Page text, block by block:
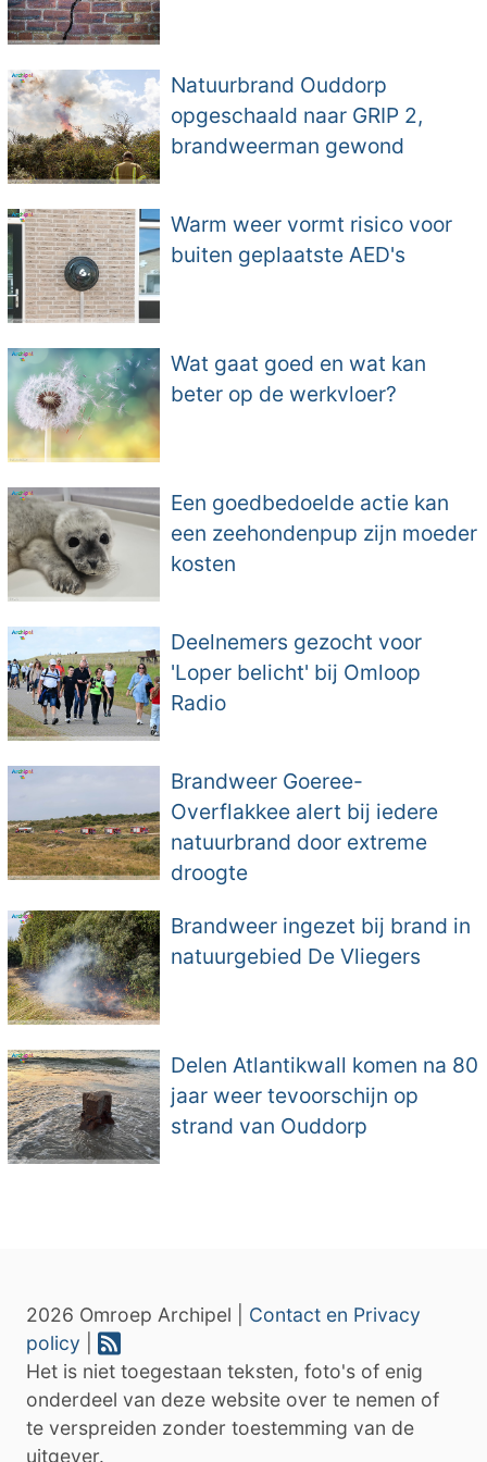
Natuurbrand Ouddorp
opgeschaald naar GRIP 2,
brandweerman gewond
Warm weer vormt risico voor
buiten geplaatste AED's
Wat gaat goed en wat kan
beter op de werkvloer?
Een goedbedoelde actie kan
een zeehondenpup zijn moeder
kosten
Deelnemers gezocht voor
'Loper belicht' bij Omloop
Radio
Brandweer Goeree-
Overflakkee alert bij iedere
natuurbrand door extreme
droogte
Brandweer ingezet bij brand in
natuurgebied De Vliegers
Delen Atlantikwall komen na 80
jaar weer tevoorschijn op
strand van Ouddorp
2026 Omroep Archipel | Contact en Privacy
policy
Het is niet toegestaan teksten, foto's of enig
onderdeel van deze website over te nemen of
te verspreiden zonder toestemming van de
uitgever.